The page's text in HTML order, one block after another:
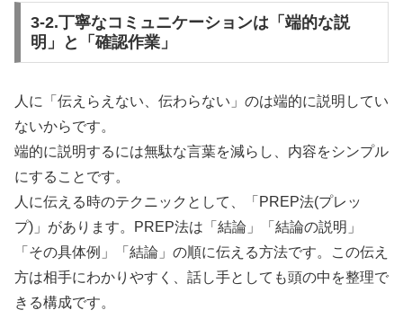
3-2.丁寧なコミュニケーションは「端的な説
明」と「確認作業」
人に「伝えらえない、伝わらない」のは端的に説明してい
ないからです。
端的に説明するには無駄な言葉を減らし、内容をシンプル
にすることです。
人に伝える時のテクニックとして、「PREP法(プレッ
プ)」があります。PREP法は「結論」「結論の説明」
「その具体例」「結論」の順に伝える方法です。この伝え
方は相手にわかりやすく、話し手としても頭の中を整理で
きる構成です。